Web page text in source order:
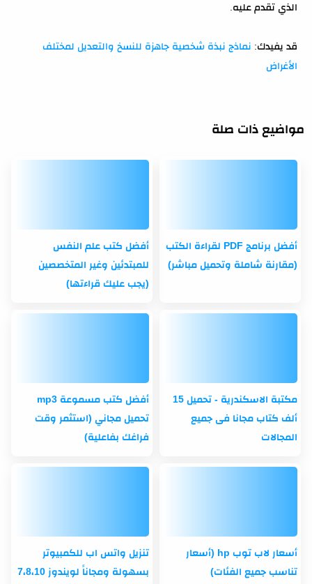
الذي تقدم عليه.
قد يفيدك: نماذج نبذة شخصية جاهزة للنسخ والتعديل لمختلف
الأغراض
مواضيع ذات صلة
أفضل برنامج PDF لقراءة الكتب
(مقارنة شاملة وتحميل مباشر)
أفضل كتب علم النفس
للمبتدئين وغير المتخصصين
(يجب عليك قراءتها)
مكتبة الاسكندرية - تحميل 15
ألف كتاب مجانا فى جميع
المجالات
أفضل كتب مسموعة mp3
تحميل مجاني (استثمر وقت
فراغك بفاعلية)
أسعار لاب توب hp (أسعار
تناسب جميع الفئات)
تنزيل واتس اب للكمبيوتر
بسهولة ومجاناً لويندوز 7،8،10